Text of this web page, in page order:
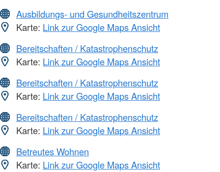
Ausbildungs- und Gesundheitszentrum
Karte: Link zur Google Maps Ansicht
Bereitschaften / Katastrophenschutz
Karte: Link zur Google Maps Ansicht
Bereitschaften / Katastrophenschutz
Karte: Link zur Google Maps Ansicht
Bereitschaften / Katastrophenschutz
Karte: Link zur Google Maps Ansicht
Betreutes Wohnen
Karte: Link zur Google Maps Ansicht